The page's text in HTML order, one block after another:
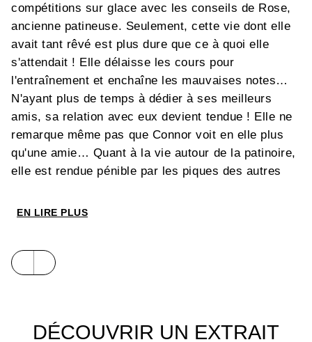
compétitions sur glace avec les conseils de Rose,
ancienne patineuse. Seulement, cette vie dont elle
avait tant rêvé est plus dure que ce à quoi elle
s'attendait ! Elle délaisse les cours pour
l'entraînement et enchaîne les mauvaises notes…
N'ayant plus de temps à dédier à ses meilleurs
amis, sa relation avec eux devient tendue ! Elle ne
remarque même pas que Connor voit en elle plus
qu'une amie… Quant à la vie autour de la patinoire,
elle est rendue pénible par les piques des autres
Kira va-t-elle pouvoir tenir dans cette situation
Kiss & Ice
patinage.
EN LIRE PLUS
DÉCOUVRIR UN EXTRAIT